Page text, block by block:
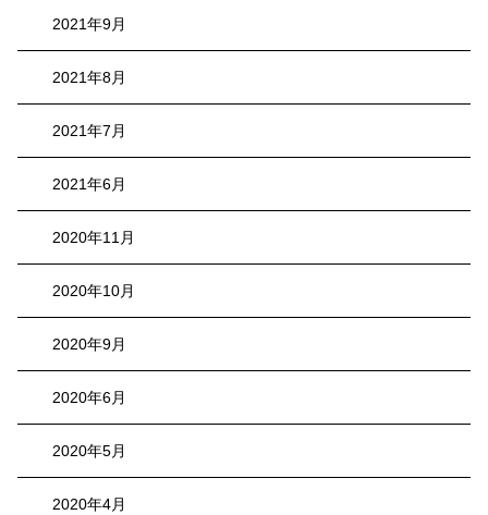
2021年9月
2021年8月
2021年7月
2021年6月
2020年11月
2020年10月
2020年9月
2020年6月
2020年5月
2020年4月